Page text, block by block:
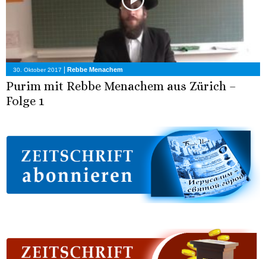
30. Oktober 2017 | Rebbe Menachem
Purim mit Rebbe Menachem aus Zürich –
Folge 1